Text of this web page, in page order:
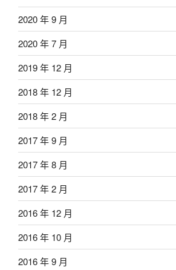
2020 年 9 月
2020 年 7 月
2019 年 12 月
2018 年 12 月
2018 年 2 月
2017 年 9 月
2017 年 8 月
2017 年 2 月
2016 年 12 月
2016 年 10 月
2016 年 9 月